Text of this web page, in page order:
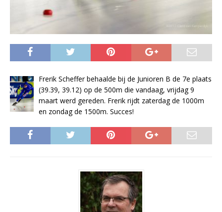
Frerik Scheffer behaalde bij de Junioren B de 7e plaats
(39.39, 39.12) op de 500m die vandaag, vrijdag 9
maart werd gereden. Frerik rijdt zaterdag de 1000m
en zondag de 1500m. Succes!